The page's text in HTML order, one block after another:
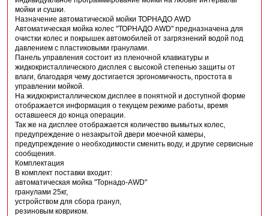
мойки и сушки.
Назначение автоматической мойки ТОРНАДО AWD
Автоматическая мойка колес "ТОРНАДО AWD" предназначена для
очистки колес и покрышек автомобилей от загрязнений водой под
давлением с пластиковыми гранулами.
Панель управления состоит из пленочной клавиатуры и
жидкокристаллического дисплея с высокой степенью защиты от
влаги, благодаря чему достигается эргономичность, простота в
управлении мойкой.
На жидкокристаллическом дисплее в понятной и доступной форме
отображается информация о текущем режиме работы, время
оставшееся до конца операции.
Так же на дисплее отображается количество вымытых колес,
предупреждение о незакрытой двери моечной камеры,
предупреждение о необходимости сменить воду, и другие сервисные
сообщения.
Комплектация
В комплект поставки входит:
автоматическая мойка "Торнадо-AWD"
гранулами 25кг,
устройством для сбора гранул,
резиновым ковриком.